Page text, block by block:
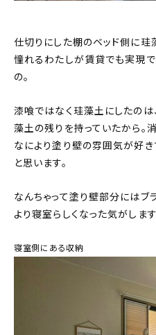
仕切りにした棚のベッド側に珪
憧れるわたしが賃貸でも実現
の。
漆喰ではなく珪藻土にしたの
藻土の残りを持っていたから。
なにより塗り壁の雰囲気が好き
と思います。
なんちゃって塗り壁部分にはブ
より寝室らしくなった気がします
寝室側にある収納